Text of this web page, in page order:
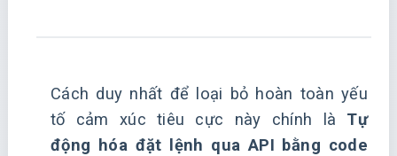
Cách duy nhất để loại bỏ hoàn toàn yếu
tố cảm xúc tiêu cực này chính là Tự
động hóa đặt lệnh qua API bằng code